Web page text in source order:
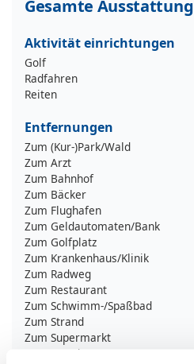
Gesamte Ausstattung
Aktivität einrichtungen
Golf
Radfahren
Reiten
Entfernungen
Zum (Kur-)Park/Wald
Zum Arzt
Zum Bahnhof
Zum Bäcker
Zum Flughafen
Zum Geldautomaten/Bank
Zum Golfplatz
Zum Krankenhaus/Klinik
Zum Radweg
Zum Restaurant
Zum Schwimm-/Spaßbad
Zum Strand
Zum Supermarkt
Zum Wanderweg